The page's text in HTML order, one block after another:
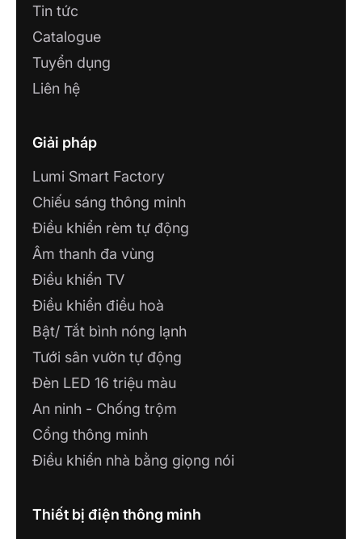
Tin tức
Catalogue
Tuyển dụng
Liên hệ
Giải pháp
Lumi Smart Factory
Chiếu sáng thông minh
Điều khiển rèm tự động
Âm thanh đa vùng
Điều khiển TV
Điều khiển điều hoà
Bật/ Tắt bình nóng lạnh
Tưới sân vườn tự động
Đèn LED 16 triệu màu
An ninh - Chống trộm
Cổng thông minh
Điều khiển nhà bằng giọng nói
Thiết bị điện thông minh